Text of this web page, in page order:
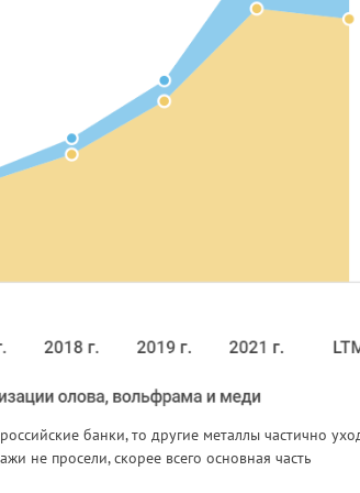
банки, то другие металлы частично
не просели, скорее всего основная часть